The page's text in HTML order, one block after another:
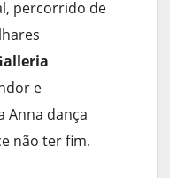
percorrido de
e
Anna dança
não ter fim.